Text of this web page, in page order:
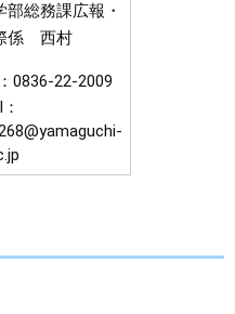
部総務課広報・
係 西村
0836-22-2009